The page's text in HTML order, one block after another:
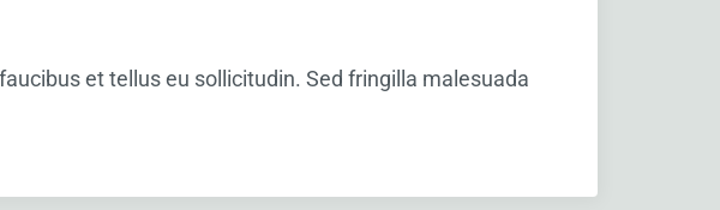
et tellus eu sollicitudin. Sed fringilla malesuada